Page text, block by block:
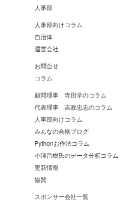
人事部
人事部向けコラム
自治体
運営会社
お問合せ
コラム
顧問理事 寺田学のコラム
代表理事 吉政忠志のコラム
人事部向けコラム
みんなの合格ブログ
Pythonお作法コラム
小澤昌樹氏のデータ分析コラム
更新情報
協賛
スポンサー会社一覧